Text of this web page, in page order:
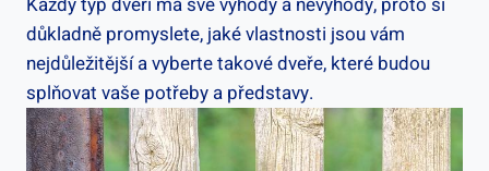
důkladně promyslete, jaké vlastnosti jsou vám
nejdůležitější a vyberte takové dveře, které budou
splňovat vaše potřeby a představy.